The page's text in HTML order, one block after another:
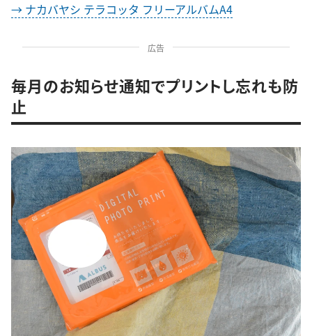
→ ナカバヤシ テラコッタ フリーアルバムA4
広告
毎月のお知らせ通知でプリントし忘れも防
止